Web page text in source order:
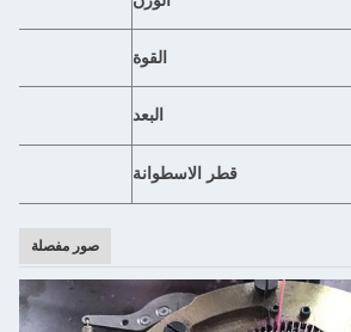
القوة
البعد
قطر الاسطوانة
صور مفصلة